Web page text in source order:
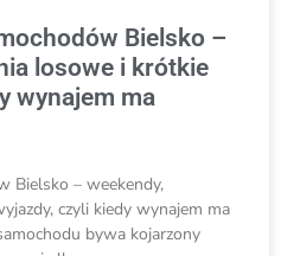
Bielsko –
losowe i krótkie
wynajem ma
Bielsko – weekendy,
czyli kiedy wynajem ma
bywa kojarzony